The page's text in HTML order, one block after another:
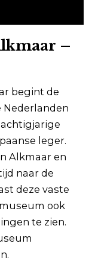
–
begint de
Nederlanden
leger.
Alkmaar en
naar de
deze vaste
ook
te zien.